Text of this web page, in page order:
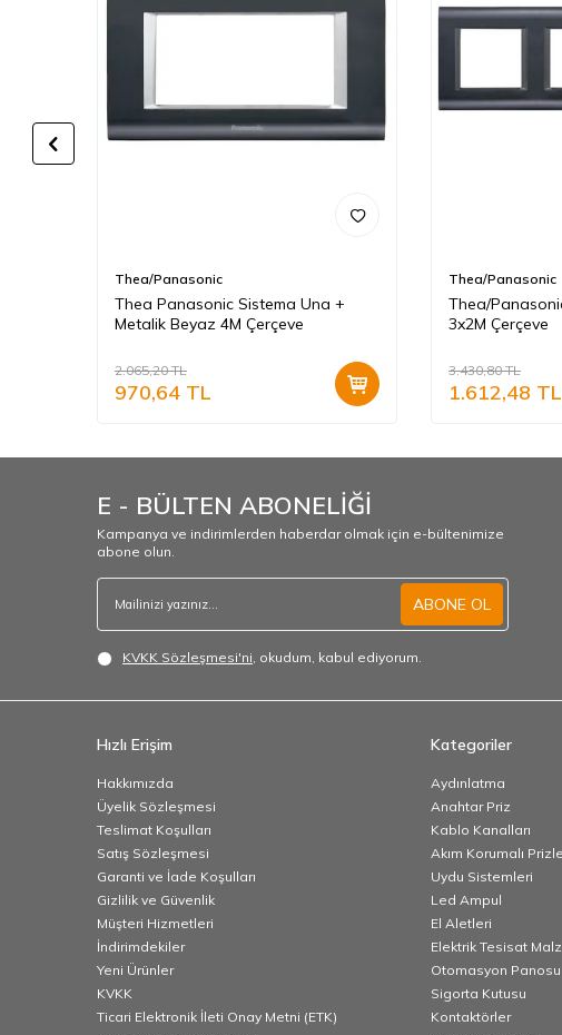
Thea/Panasonic
Thea Panasonic Sistema Una +
Metalik Beyaz 4M Çerçeve
2.065,20TL
970,64 TL
Thea/Panasonic
Thea/
3x2M Çerçeve
3.430,80TL
1.612,48 TL
E - BÜLTEN ABONELİĞİ
Kampanya ve indirimlerden haberdar olmak için e-bültenimize
abone olun.
ABONE OL
KVKK Sözleşmesi'ni , okudum, kabul ediyorum.
Hızlı Erişim
Hakkımızda
Üyelik Sözleşmesi
Teslimat Koşulları
Satış Sözleşmesi
Garanti ve İade Koşulları
Gizlilik ve Güvenlik
Müşteri Hizmetleri
İndirimdekiler
Yeni Ürünler
KVKK
Ticari Elektronik İleti Onay Metni (ETK)
Kategoriler
Aydınlatma
Anahtar Priz
Kablo Kanalları
Akım Korumalı
Uydu Sistemleri
Led Ampul
El Aletleri
Elektrik Tesisat
Otomasyon Panosu
Sigorta Kutusu
Kontaktörler